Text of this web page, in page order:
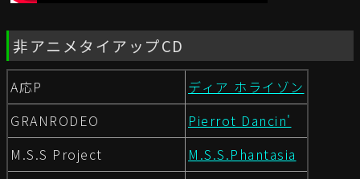
非アニメタイアップCD
A応P
ディア ホライゾン
GRANRODEO
Pierrot Dancin'
M.S.S Project
M.S.S.Phantasia